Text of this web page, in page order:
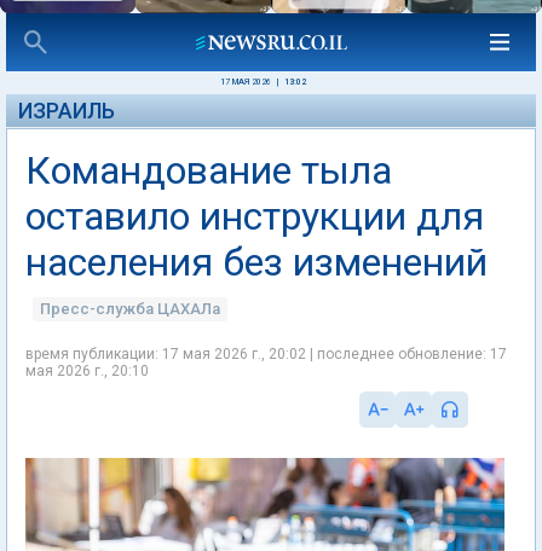
17 МАЯ 2026 13:02
ИЗРАИЛЬ
Командование тыла
оставило инструкции для
населения без изменений
Пресс-служба ЦАХАЛа
время публикации: 17 мая 2026 г., 20:02 | последнее обновление: 17
мая 2026 г., 20:10